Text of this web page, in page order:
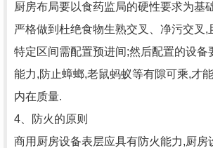
厨房布局要以食药监局的硬性要求为基
严格做到杜绝食物生熟交叉、净污交叉,
特定区间需配置预进间;然后配置的设备
能力,防止蟑螂,老鼠蚂蚁等有隙可乘,才
内在质量.
4、防火的原则
商用厨房设备表层应具有防火能力,厨房